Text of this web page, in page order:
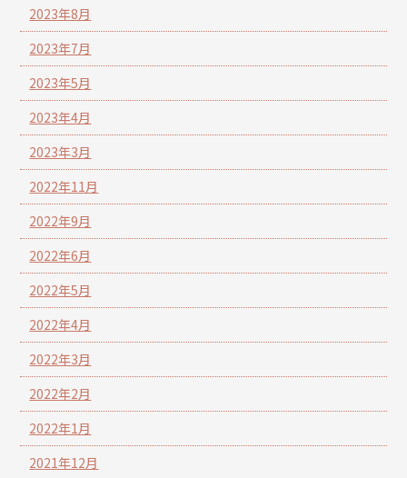
2023年8月
2023年7月
2023年5月
2023年4月
2023年3月
2022年11月
2022年9月
2022年6月
2022年5月
2022年4月
2022年3月
2022年2月
2022年1月
2021年12月